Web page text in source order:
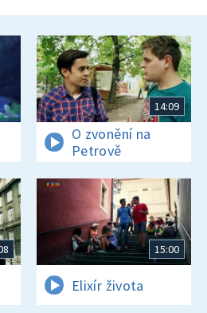
14:09
O zvonění na
Petrově
15:00
Elixír života